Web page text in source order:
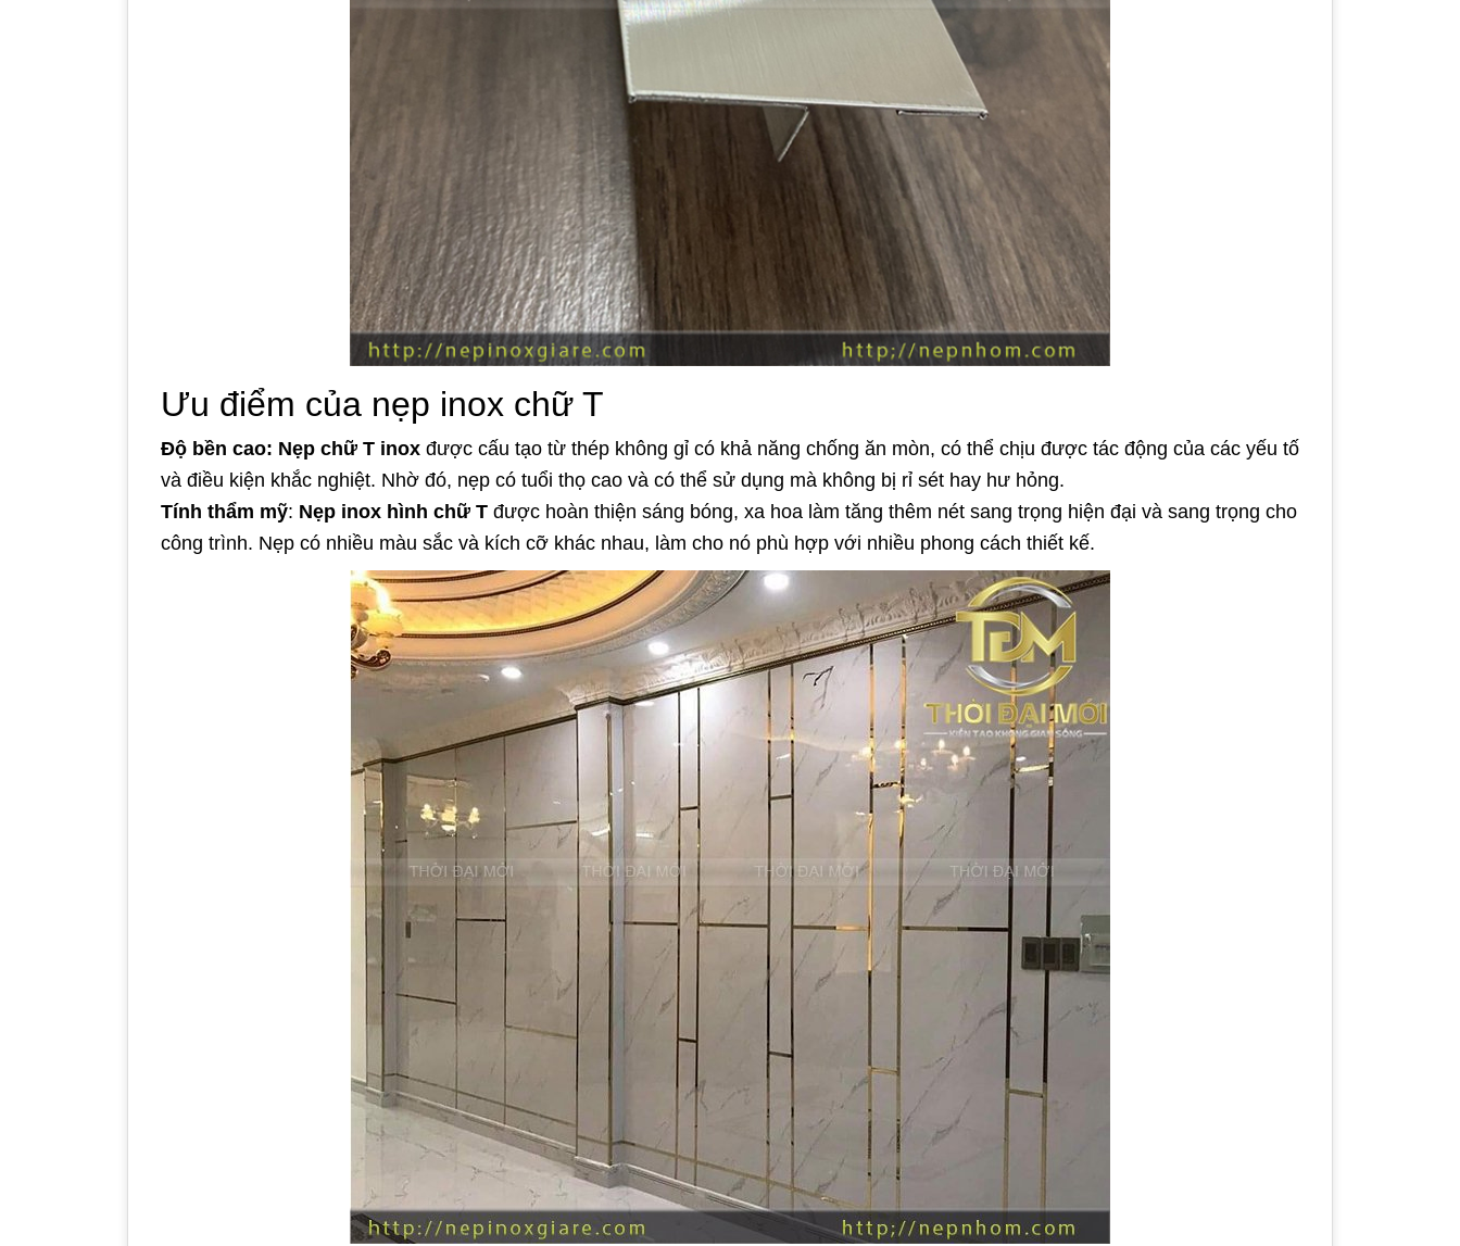
Ưu điểm của nẹp inox chữ T
Độ bền cao: Nẹp chữ T inox được cấu tạo từ thép không gỉ có khả năng chống ăn mòn, có thể chịu được tác động của các yếu tố
và điều kiện khắc nghiệt. Nhờ đó, nẹp có tuổi thọ cao và có thể sử dụng mà không bị rỉ sét hay hư hỏng.
Tính thẩm mỹ: Nẹp inox hình chữ T được hoàn thiện sáng bóng, xa hoa làm tăng thêm nét sang trọng hiện đại và sang trọng cho
công trình. Nẹp có nhiều màu sắc và kích cỡ khác nhau, làm cho nó phù hợp với nhiều phong cách thiết kế.